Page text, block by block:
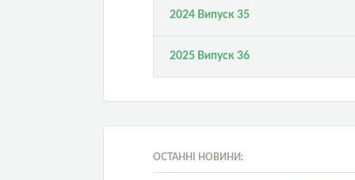
2024 Випуск 35
2025 Випуск 36
ОСТАННІ НОВИНИ: